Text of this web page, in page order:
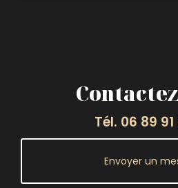
Tél. 06 89
Envoyer un